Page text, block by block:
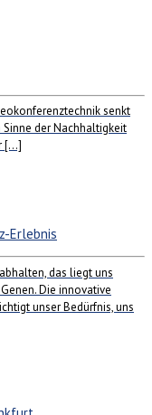
senkt
der Nachhaltigkeit
[…]
Erlebnis
das liegt uns
Die innovative
unser Bedürfnis, uns